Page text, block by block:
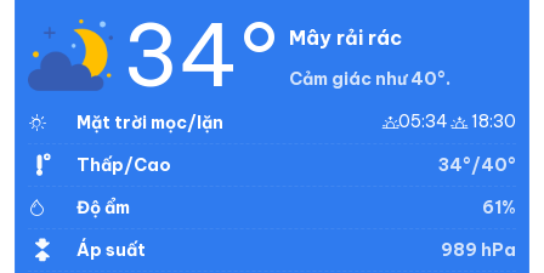
34° Mây rải rác
Cảm giác như 40°.
Mặt trời mọc/lặn
05:34 18:30
Thấp/Cao
34°/40°
Độ ẩm
61%
Áp suất
989 hPa